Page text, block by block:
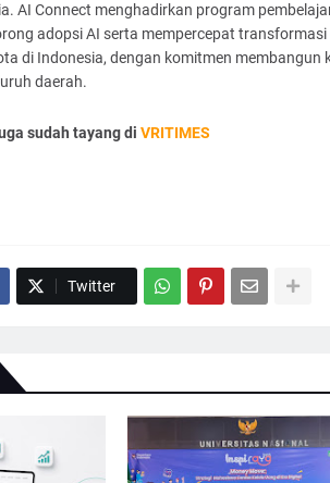
AI Connect menghadirkan program
adopsi AI serta mempercepat
di Indonesia, dengan komitmen membangun
daerah.
sudah tayang di VRITIMES
Twitter